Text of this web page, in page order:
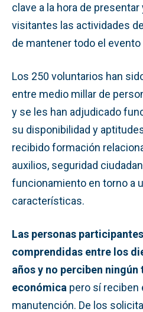
clave a la hora de presentar
visitantes las actividades
de mantener todo el evento
Los 250 voluntarios han
entre medio millar de
y se les han adjudicado
su disponibilidad y
recibido formación
auxilios, seguridad
funcionamiento en torno a
características.
Las personas
comprendidas entre los
años y no perciben
económica pero sí reciben
manutención. De los